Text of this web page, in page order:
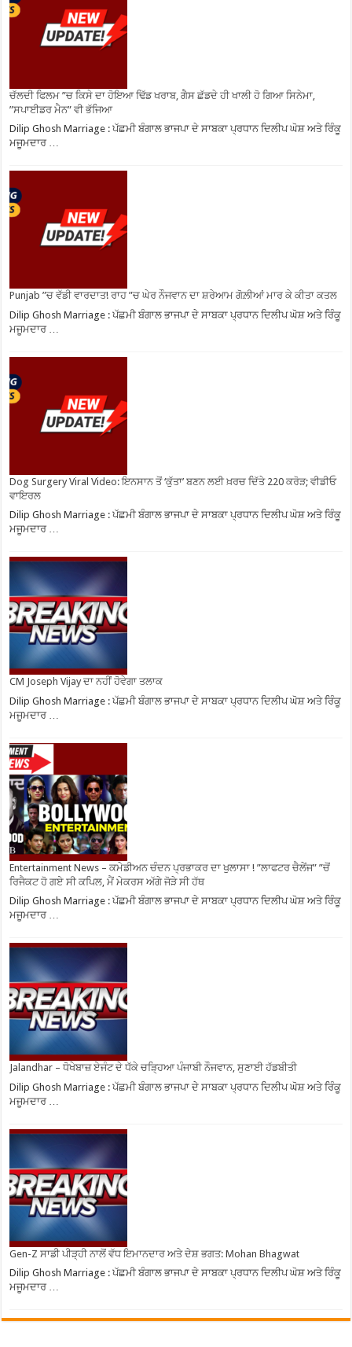
ਚੱਲਦੀ ਫਿਲਮ ”ਚ ਕਿਸੇ ਦਾ ਹੋਇਆ ਢਿੱਡ ਖਰਾਬ, ਗੈਸ ਛੱਡਦੇ ਹੀ ਖਾਲੀ ਹੋ ਗਿਆ ਸਿਨੇਮਾ,
”ਸਪਾਈਡਰ ਮੈਨ” ਵੀ ਭੱਜਿਆ
Dilip Ghosh Marriage : ਪੱਛਮੀ ਬੰਗਾਲ ਭਾਜਪਾ ਦੇ ਸਾਬਕਾ ਪ੍ਰਧਾਨ ਦਿਲੀਪ ਘੋਸ਼ ਅਤੇ ਰਿੰਕੂ
ਮਜੂਮਦਾਰ …
Punjab ”ਚ ਵੱਡੀ ਵਾਰਦਾਤ! ਰਾਹ ”ਚ ਘੇਰ ਨੌਜਵਾਨ ਦਾ ਸ਼ਰੇਆਮ ਗੋਲ਼ੀਆਂ ਮਾਰ ਕੇ ਕੀਤਾ ਕਤਲ
Dilip Ghosh Marriage : ਪੱਛਮੀ ਬੰਗਾਲ ਭਾਜਪਾ ਦੇ ਸਾਬਕਾ ਪ੍ਰਧਾਨ ਦਿਲੀਪ ਘੋਸ਼ ਅਤੇ ਰਿੰਕੂ
ਮਜੂਮਦਾਰ …
Dog Surgery Viral Video: ਇਨਸਾਨ ਤੋਂ ‘ਕੁੱਤਾ’ ਬਣਨ ਲਈ ਖ਼ਰਚ ਦਿੱਤੇ 220 ਕਰੋੜ; ਵੀਡੀਓ
ਵਾਇਰਲ
Dilip Ghosh Marriage : ਪੱਛਮੀ ਬੰਗਾਲ ਭਾਜਪਾ ਦੇ ਸਾਬਕਾ ਪ੍ਰਧਾਨ ਦਿਲੀਪ ਘੋਸ਼ ਅਤੇ ਰਿੰਕੂ
ਮਜੂਮਦਾਰ …
CM Joseph Vijay ਦਾ ਨਹੀਂ ਹੋਵੇਗਾ ਤਲਾਕ
Dilip Ghosh Marriage : ਪੱਛਮੀ ਬੰਗਾਲ ਭਾਜਪਾ ਦੇ ਸਾਬਕਾ ਪ੍ਰਧਾਨ ਦਿਲੀਪ ਘੋਸ਼ ਅਤੇ ਰਿੰਕੂ
ਮਜੂਮਦਾਰ …
Entertainment News – ਕਮੇਡੀਅਨ ਚੰਦਨ ਪ੍ਰਭਾਕਰ ਦਾ ਖੁਲਾਸਾ ! ”ਲਾਫਟਰ ਚੈਲੇਂਜ” ”ਚੋਂ
ਰਿਜੈਕਟ ਹੋ ਗਏ ਸੀ ਕਪਿਲ, ਮੈਂ ਮੇਕਰਸ ਅੱਗੇ ਜੋੜੇ ਸੀ ਹੱਥ
Dilip Ghosh Marriage : ਪੱਛਮੀ ਬੰਗਾਲ ਭਾਜਪਾ ਦੇ ਸਾਬਕਾ ਪ੍ਰਧਾਨ ਦਿਲੀਪ ਘੋਸ਼ ਅਤੇ ਰਿੰਕੂ
ਮਜੂਮਦਾਰ …
Jalandhar – ਧੋਖੇਬਾਜ਼ ਏਜੰਟ ਦੇ ਧੱਕੇ ਚੜ੍ਹਿਆ ਪੰਜਾਬੀ ਨੌਜਵਾਨ, ਸੁਣਾਈ ਹੱਡਬੀਤੀ
Dilip Ghosh Marriage : ਪੱਛਮੀ ਬੰਗਾਲ ਭਾਜਪਾ ਦੇ ਸਾਬਕਾ ਪ੍ਰਧਾਨ ਦਿਲੀਪ ਘੋਸ਼ ਅਤੇ ਰਿੰਕੂ
ਮਜੂਮਦਾਰ …
Gen-Z ਸਾਡੀ ਪੀੜ੍ਹੀ ਨਾਲੋਂ ਵੱਧ ਇਮਾਨਦਾਰ ਅਤੇ ਦੇਸ਼ ਭਗਤ: Mohan Bhagwat
Dilip Ghosh Marriage : ਪੱਛਮੀ ਬੰਗਾਲ ਭਾਜਪਾ ਦੇ ਸਾਬਕਾ ਪ੍ਰਧਾਨ ਦਿਲੀਪ ਘੋਸ਼ ਅਤੇ ਰਿੰਕੂ
ਮਜੂਮਦਾਰ …